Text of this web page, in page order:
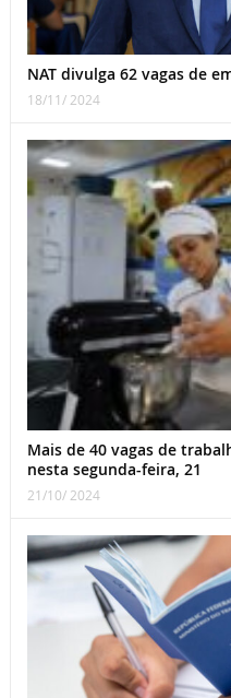
NAT divulga 62 vagas de
18/11/ 2024
Mais de 40 vagas de
nesta segunda-feira, 21
21/10/ 2024